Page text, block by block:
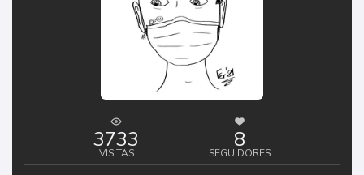
3733
VISITAS
8
SEGUIDORES